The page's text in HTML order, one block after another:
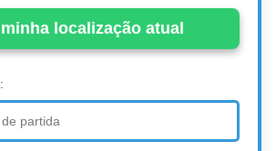
localização atual